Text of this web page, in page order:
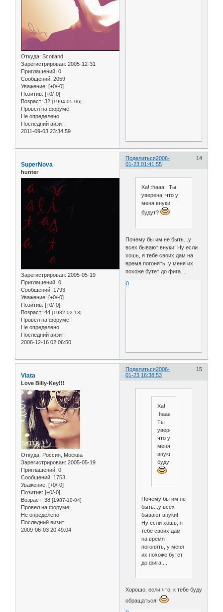
Откуда: Scotland.
Зарегистрирован: 2005-12-31
Приглашений: 0
Сообщений: 2059
Уважение: [+0/-0]
Позитив: [+0/-0]
Возраст: 32 [1994-05-06]
Провел на форуме:
Не определено
Последний визит:
2011-09-03 23:34:59
Поделиться 14
2006-
01-23 01:41:55
SuperNova
hunter
Зарегистрирован: 2005-05-19
Приглашений: 0
Сообщений: 1793
Уважение: [+0/-0]
Позитив: [+0/-0]
Возраст: 44 [1982-02-13]
Провел на форуме:
Не определено
Последний визит:
2006-12-16 02:06:50
Ха! :haaa: Ты
уверена, что у
меня внуки
будут?
Почему бы им не быть...у
всех бывают внуки! Ну если
хошь, я тебе своих дам на
время погонять, у меня их
похоже бутет до фига....
0
Поделиться 15
2006-
01-23 16:38:53
Viata
Love Billy-Key!!!
Откуда: Россия, Москва
Зарегистрирован: 2005-05-19
Приглашений: 0
Сообщений: 1753
Уважение: [+0/-0]
Позитив: [+0/-0]
Возраст: 38 [1987-10-04]
Провел на форуме:
Не определено
Последний визит:
2009-06-03 20:49:04
Ха!
:haaa:
Ты
уверена,
что у
меня
внуки
будут?
Почему бы им не
быть...у всех
бывают внуки!
Ну если хошь, я
тебе своих дам
на время
погонять, у меня
их похоже бутет
до фига....
Хорошо, если что, к тебе буду
обращаться!